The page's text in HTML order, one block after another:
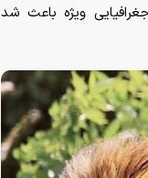
ویژه باعث شد